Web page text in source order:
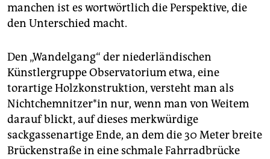
manchen ist es wortwörtlich die Perspektive, die
den Unterschied macht.
Den „Wandelgang“ der niederländischen
Künstlergruppe Observatorium etwa, eine
torartige Holzkonstruktion, versteht man als
Nichtchemnitzer*in nur, wenn man von Weitem
darauf blickt, auf dieses merkwürdige
sackgassenartige Ende, an dem die 30 Meter breite
Brückenstraße in eine schmale Fahrradbrücke